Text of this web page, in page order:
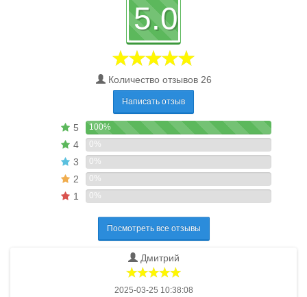
5.0
Количество отзывов 26
Написать отзыв
5 100%
4 0%
3 0%
2 0%
1 0%
Посмотреть все отзывы
Дмитрий
2025-03-25 10:38:08